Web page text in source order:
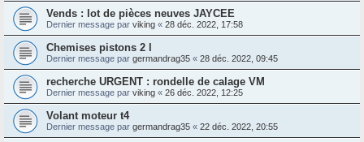
Vends : lot de pièces neuves JAYCEE
Dernier message par viking « 28 déc. 2022, 17:58
Chemises pistons 2 l
Dernier message par germandrag35 « 28 déc. 2022, 09:45
recherche URGENT : rondelle de calage VM
Dernier message par viking « 26 déc. 2022, 12:25
Volant moteur t4
Dernier message par germandrag35 « 22 déc. 2022, 20:55